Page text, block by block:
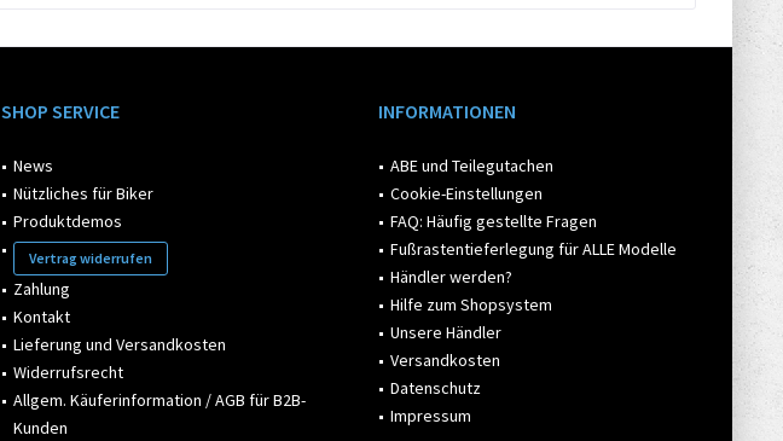
SHOP SERVICE
News
Nützliches für Biker
Produktdemos
Vertrag widerrufen
Zahlung
Kontakt
Lieferung und Versandkosten
Widerrufsrecht
Allgem. Käuferinformation / AGB für B2B-
Kunden
INFORMATIONEN
ABE und Teilegutachen
Cookie-Einstellungen
FAQ: Häufig gestellte Fragen
Fußrastentieferlegung für ALLE Modelle
Händler werden?
Hilfe zum Shopsystem
Unsere Händler
Versandkosten
Datenschutz
Impressum